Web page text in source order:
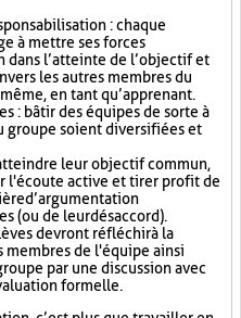
: chaque
à mettre ses forces
l’atteinte de l’objectif et
les autres membres du
en tant qu’apprenant.
: bâtir des équipes de sorte à
groupe soient diversifiées et
leur objectif commun,
l'écoute active et tirer profit de
d’argumentation
(ou de leur désaccord).
devront réfléchir à la
de l'équipe ainsi
par une discussion avec
formelle.